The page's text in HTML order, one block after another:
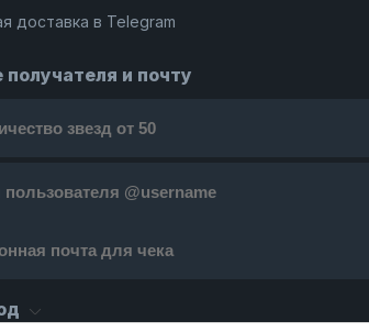
доставка в Telegram
и почту